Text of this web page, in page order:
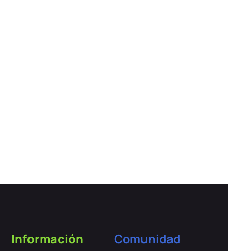
Información Comunidad